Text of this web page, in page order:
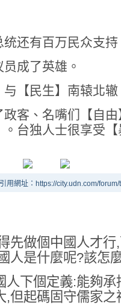
统还有百万民众支持
成了英雄。
与【民生】南辕北
政客、名嘴们【自
。台独人士很享受
引用網址：https://city.udn.com/
先做個中國人才
人是什麼呢?該怎
人下個定義:能夠
,但起碼固守儒家之